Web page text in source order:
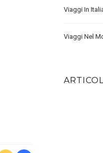
Viaggi In
Viaggi Nel